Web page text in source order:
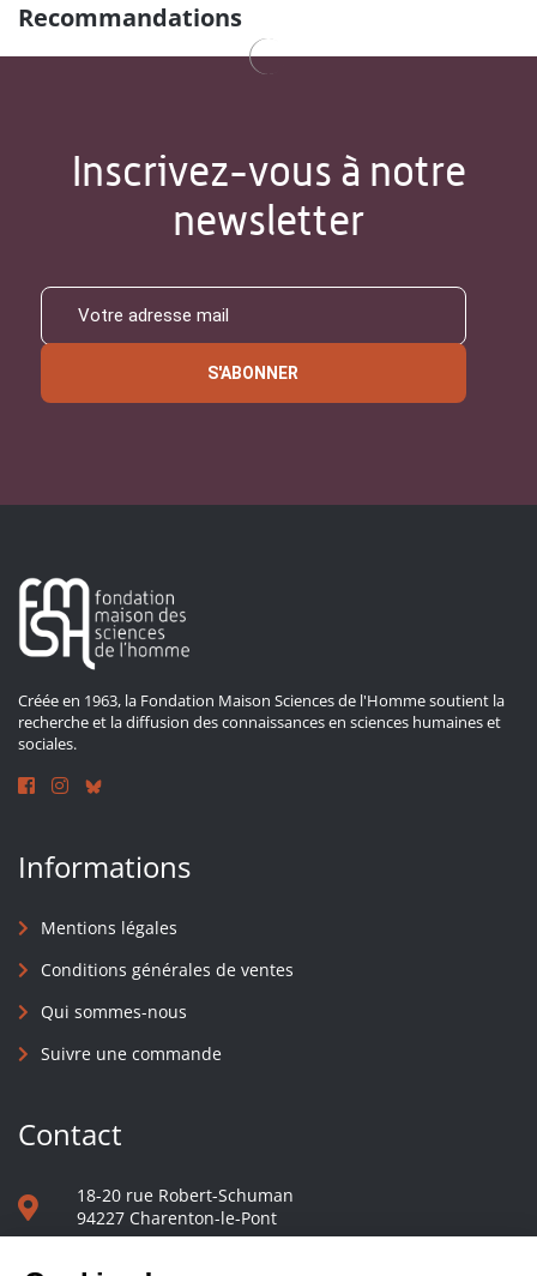
Recommandations
Inscrivez-vous à notre
newsletter
S'ABONNER
Créée en 1963, la Fondation Maison Sciences de l'Homme soutient la
recherche et la diffusion des connaissances en sciences humaines et
sociales.
Informations
Mentions légales
Conditions générales de ventes
Qui sommes-nous
Suivre une commande
Contact
18-20 rue Robert-Schuman
94227 Charenton-le-Pont